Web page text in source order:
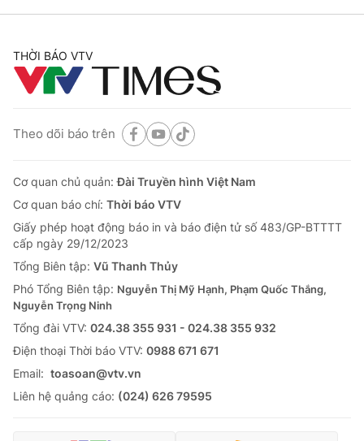
THỜI BÁO VTV
Theo dõi báo trên
Cơ quan chủ quản:Đài Truyền hình Việt Nam
Cơ quan báo chí: Thời báo VTV
Giấy phép hoạt động báo in và báo điện tử số 483/GP-BTTTT
cấp ngày 29/12/2023
Tổng Biên tập: Vũ Thanh Thủy
Phó Tổng Biên tập: Nguyễn Thị Mỹ Hạnh, Phạm Quốc Thắng,
Nguyễn Trọng Ninh
Tổng đài VTV: 024.38 355 931 - 024.38 355 932
Ðiện thoại Thời báo VTV: 0988 671 671
Email: toasoan@vtv.vn
Liên hệ quảng cáo: (024) 626 79595